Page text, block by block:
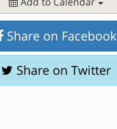
Share on Facebook
Share on Twitter